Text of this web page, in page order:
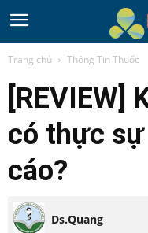
Trang chủ Thông Tin Thuốc
[REVIEW]
có thực
cáo?
Ds.Quang